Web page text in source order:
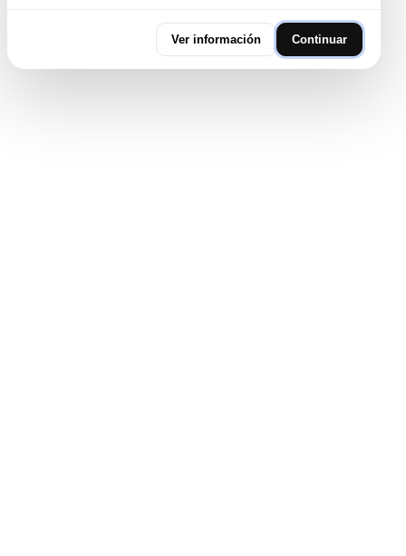
Ver información Continuar